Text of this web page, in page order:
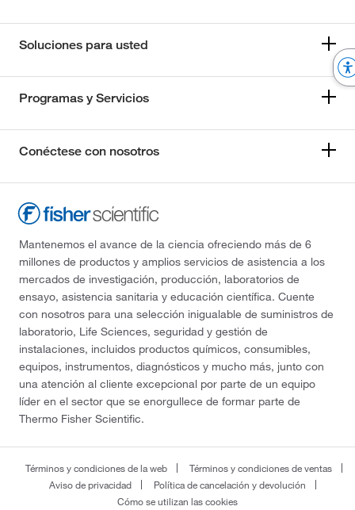
Soluciones para usted
Programas y Servicios
Conéctese con nosotros
Mantenemos el avance de la ciencia ofreciendo más de 6
millones de productos y amplios servicios de asistencia a los
mercados de investigación, producción, laboratorios de
ensayo, asistencia sanitaria y educación científica. Cuente
con nosotros para una selección inigualable de suministros de
laboratorio, Life Sciences, seguridad y gestión de
instalaciones, incluidos productos químicos, consumibles,
equipos, instrumentos, diagnósticos y mucho más, junto con
una atención al cliente excepcional por parte de un equipo
líder en el sector que se enorgullece de formar parte de
Thermo Fisher Scientific.
Términos y condiciones de la web
Términos y condiciones de ventas
Aviso de privacidad
Política de cancelación y devolución
Cómo se utilizan las cookies